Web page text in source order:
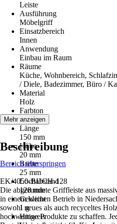
Leiste
Ausführung
Möbelgriff
Einsatzbereich
Innen
Anwendung
Einbau im Raum
Räume
Küche, Wohnbereich,
/ Diele, Badezimmer, Büro /
Material
Holz
Farbton
Buche
Länge
150 mm
Höhe
20 mm
Breite
25 mm
Lochabstand
128 mm
Gewicht
1 g
Hinweis
Mehr anzeigen
Beschreibung
Bereich überspringen
EK/4050-BUCH-128
Die abgerundete Griffleiste aus
in einem kleinen Betrieb in
sowohl neues als auch recyceltes
hochwertige Produkte zu schaffen.